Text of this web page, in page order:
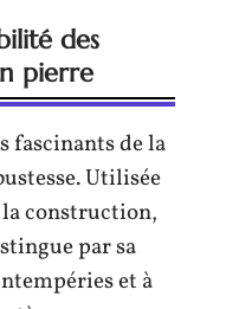
des
pierre
fascinants de la
Utilisée
la construction,
par sa
et à